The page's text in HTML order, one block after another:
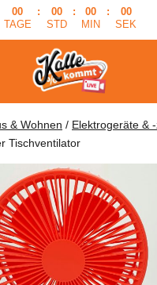
00
TAGE
:
00
STD
:
00
MIN
:
00
SEK
& Wohnen / Elektrogeräte &
Tischventilator